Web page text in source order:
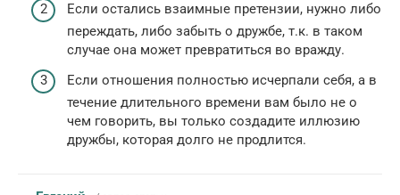
Если остались взаимные претензии, нужно либо
переждать, либо забыть о дружбе, т.к. в таком
случае она может превратиться во вражду.
Если отношения полностью исчерпали себя, а в
течение длительного времени вам было не о
чем говорить, вы только создадите иллюзию
дружбы, которая долго не продлится.